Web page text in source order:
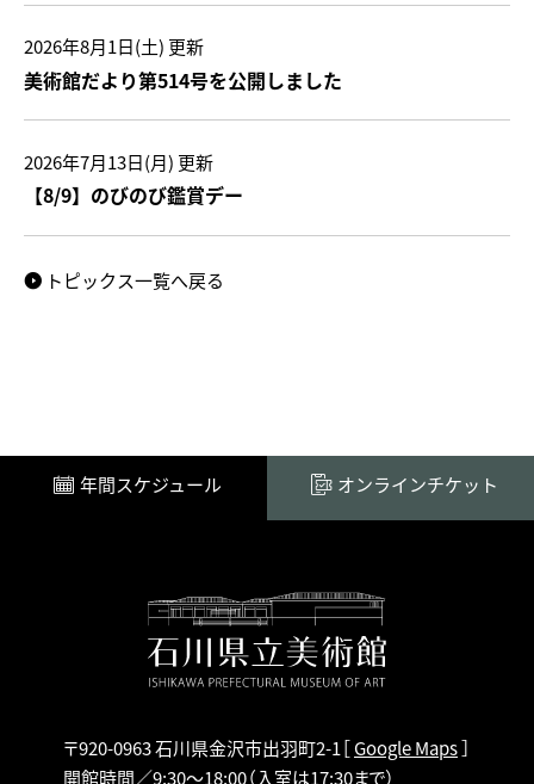
2026年8月1日(土) 更新
美術館だより第514号を公開しました
2026年7月13日(月) 更新
【8/9】のびのび鑑賞デー
トピックス一覧へ戻る
年間スケジュール オンラインチケット
〒920-0963 石川県金沢市出羽町2-1［Google Maps］
開館時間／9:30～18:00（入室は17:30まで）